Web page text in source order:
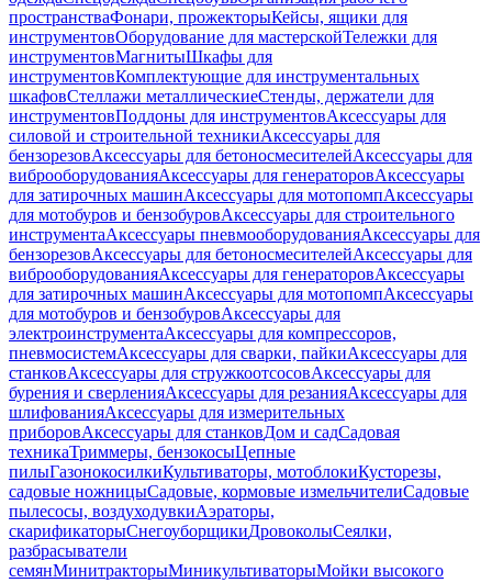
пространстваФонари, прожекторыКейсы, ящики для
инструментовОборудование для мастерскойТележки для
инструментовМагнитыШкафы для
инструментовКомплектующие для инструментальных
шкафовСтеллажи металлическиеСтенды, держатели для
инструментовПоддоны для инструментовАксессуары для
силовой и строительной техникиАксессуары для
бензорезовАксессуары для бетоносмесителейАксессуары для
виброоборудованияАксессуары для генераторовАксессуары
для затирочных машинАксессуары для мотопомпАксессуары
для мотобуров и бензобуровАксессуары для строительного
инструментаАксессуары пневмооборудованияАксессуары для
бензорезовАксессуары для бетоносмесителейАксессуары для
виброоборудованияАксессуары для генераторовАксессуары
для затирочных машинАксессуары для мотопомпАксессуары
для мотобуров и бензобуровАксессуары для
электроинструментаАксессуары для компрессоров,
пневмосистемАксессуары для сварки, пайкиАксессуары для
станковАксессуары для стружкоотсосовАксессуары для
бурения и сверленияАксессуары для резанияАксессуары для
шлифованияАксессуары для измерительных
приборовАксессуары для станковДом и садСадовая
техникаТриммеры, бензокосыЦепные
пилыГазонокосилкиКультиваторы, мотоблокиКусторезы,
садовые ножницыСадовые, кормовые измельчителиСадовые
пылесосы, воздуходувкиАэраторы,
скарификаторыСнегоуборщикиДровоколыСеялки,
разбрасыватели
семянМинитракторыМиникультиваторыМойки высокого